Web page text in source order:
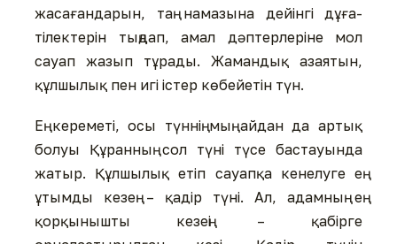
жасағандарын, таң намазына дейінгі дұға-
тілектерін тыңдап, амал дәптерлеріне мол
сауап жазып тұрады. Жамандық азаятын,
құлшылық пен игі істер көбейетін түн.
Ең кереметі, осы түннің мың айдан да артық
болуы Құранның сол түні түсе бастауында
жатыр. Құлшылық етіп сауапқа кенелуге ең
ұтымды кезең – қадір түні. Ал, адамның ең
қорқынышты кезеңі – қабірге